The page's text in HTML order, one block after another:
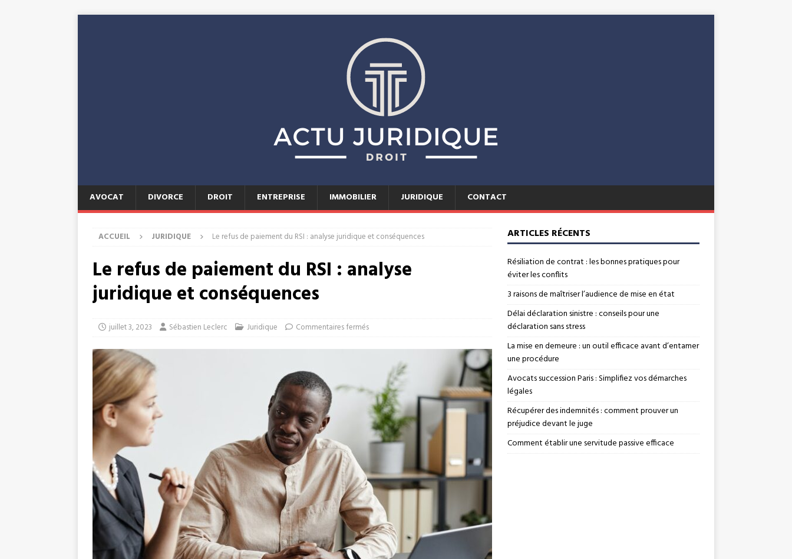
AVOCAT DIVORCE DROIT ENTREPRISE IMMOBILIER JURIDIQUE CONTACT
ACCUEIL JURIDIQUE Le refus de paiement du RSI : analyse juridique et conséquences
Le refus de paiement du RSI : analyse
juridique et conséquences
juillet 3, 2023 Sébastien Leclerc Juridique Commentaires fermés
ARTICLES RÉCENTS
Résiliation de contrat : les bonnes pratiques pour
éviter les conflits
3 raisons de maîtriser l’audience de mise en état
Délai déclaration sinistre : conseils pour une
déclaration sans stress
La mise en demeure : un outil efficace avant d’entamer
une procédure
Avocats succession Paris : Simplifiez vos démarches
légales
Récupérer des indemnités : comment prouver un
préjudice devant le juge
Comment établir une servitude passive efficace